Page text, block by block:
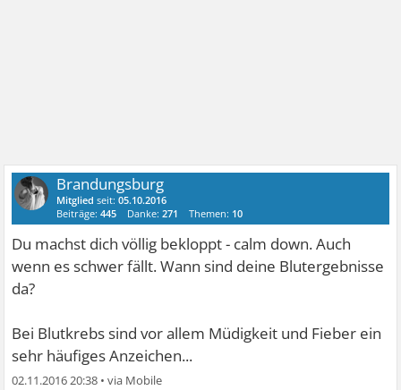
Brandungsburg
Mitglied seit:05.10.2016
Beiträge:445 Danke:271 Themen: 10
Du machst dich völlig bekloppt - calm down. Auch
wenn es schwer fällt. Wann sind deine Blutergebnisse
da?
Bei Blutkrebs sind vor allem Müdigkeit und Fieber ein
sehr häufiges Anzeichen...
02.11.2016 20:38 •